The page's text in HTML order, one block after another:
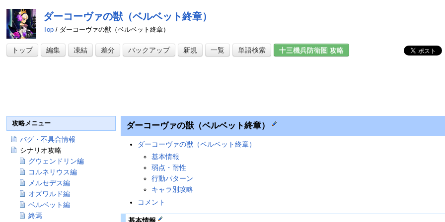
ダーコーヴァの獣（ベルベット終章）
Top / ダーコーヴァの獣（ベルベット終章）
トップ 編集 凍結 差分 バックアップ 新規 一覧 単語検索 十三機兵防衛圏 攻略
ダーコーヴァの獣（ベルベット終章）
ダーコーヴァの獣（ベルベット終章）
基本情報
弱点・耐性
行動パターン
キャラ別攻略
コメント
基本情報
攻略メニュー
バグ・不具合情報
シナリオ攻略
グウェンドリン編
コルネリウス編
メルセデス編
オズワルド編
ベルベット編
終焉